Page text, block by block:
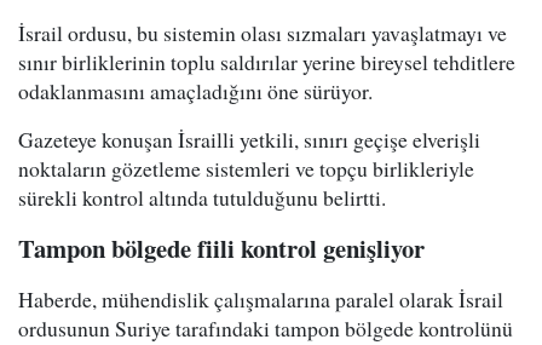
İsrail ordusu, bu sistemin olası sızmaları yavaşlatmayı ve
sınır birliklerinin toplu saldırılar yerine bireysel tehditlere
odaklanmasını amaçladığını öne sürüyor.
Gazeteye konuşan İsrailli yetkili, sınırı geçişe elverişli
noktaların gözetleme sistemleri ve topçu birlikleriyle
sürekli kontrol altında tutulduğunu belirtti.
Tampon bölgede fiili kontrol genişliyor
Haberde, mühendislik çalışmalarına paralel olarak İsrail
ordusunun Suriye tarafındaki tampon bölgede kontrolünü